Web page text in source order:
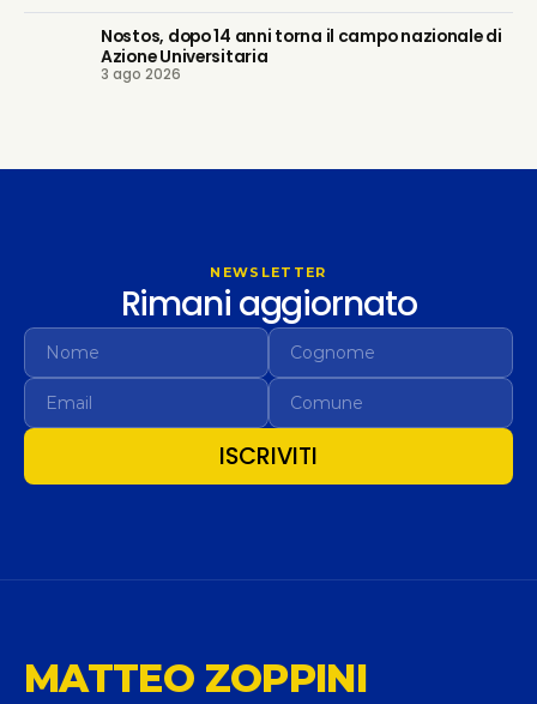
Nostos, dopo 14 anni torna il campo nazionale di
Azione Universitaria
3 ago 2026
NEWSLETTER
Rimani aggiornato
ISCRIVITI
MATTEO ZOPPINI